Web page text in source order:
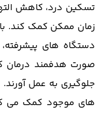
تسکین درد، کاهش
زمان ممکن کمک کند.
دستگاه‌ های پیشرفته،
صورت هدفمند درمان
جلوگیری به عمل
‌های موجود کمک می